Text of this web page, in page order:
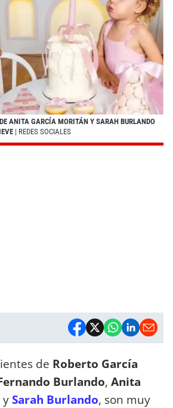
ANITA GARCÍA MORITÁN Y SARAH BURLANDO
| REDES SOCIALES
de Roberto García
Burlando, Anita
ySarah Burlando, son muy